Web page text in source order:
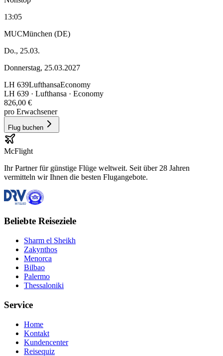
13:05
MUCMünchen (DE)
Do., 25.03.
Donnerstag, 25.03.2027
LH 639LufthansaEconomy
LH 639 · Lufthansa · Economy
826,00 €
pro Erwachsener
Flug buchen
McFlight
Ihr Partner für günstige Flüge weltweit. Seit über 28 Jahren
vermitteln wir Ihnen die besten Flugangebote.
Beliebte Reiseziele
Sharm el Sheikh
Zakynthos
Menorca
Bilbao
Palermo
Thessaloniki
Service
Home
Kontakt
Kundencenter
Reisequiz